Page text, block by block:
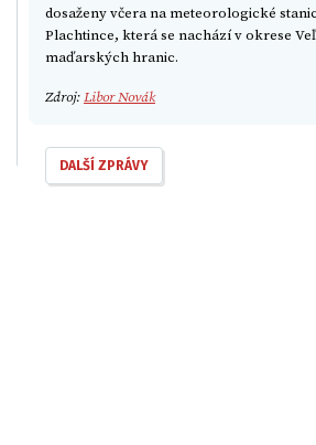
dosaženy včera na meteorologické
Plachtince, která se nachází v okrese
maďarských hranic.
Zdroj:Libor Novák
DALŠÍ ZPRÁVY